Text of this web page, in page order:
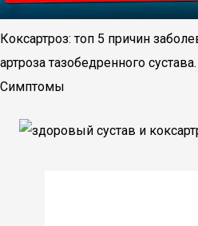
Коксартроз: топ 5 причин
артроза тазобедренного сустава.
Симптомы